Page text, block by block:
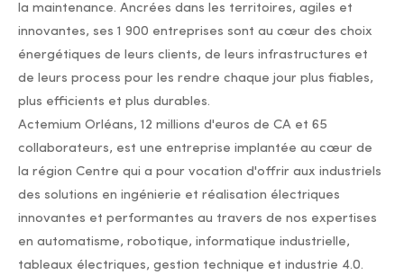
la maintenance. Ancrées dans les territoires, agiles et
innovantes, ses 1 900 entreprises sont au cœur des choix
énergétiques de leurs clients, de leurs infrastructures et
de leurs process pour les rendre chaque jour plus fiables,
plus efficients et plus durables.
Actemium Orléans, 12 millions d'euros de CA et 65
collaborateurs, est une entreprise implantée au cœur de
la région Centre qui a pour vocation d'offrir aux industriels
des solutions en ingénierie et réalisation électriques
innovantes et performantes au travers de nos expertises
en automatisme, robotique, informatique industrielle,
tableaux électriques, gestion technique et industrie 4.0.